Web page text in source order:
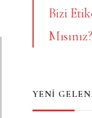
Bizi
Mısınız?
YENİ